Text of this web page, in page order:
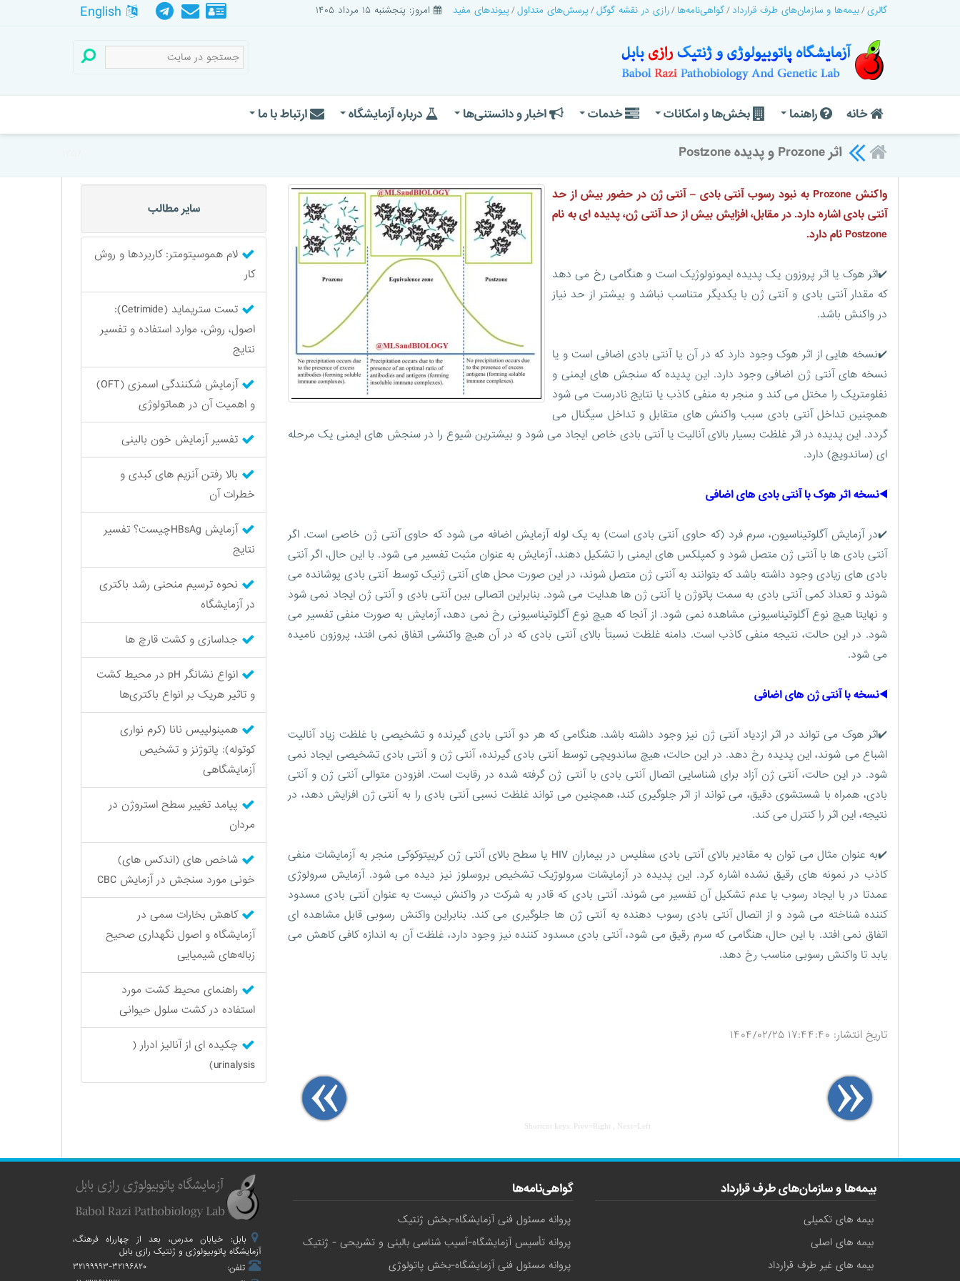
گالری بیمه‌ها و سازمان‌های طرف قرارداد گواهی‌نامه‌ها رازی در نقشه گوگل پرسش‌های متداول پیوندهای مفید امروز: پنجشنبه ۱۵ مرداد ۱۴۰۵
خانه راهنما بخش‌ها و امکانات خدمات اخبار و دانستنی‌ها درباره آزمایشگاه ارتباط با ما
اثر Prozone و پدیده Postzone
واکنش Prozone به نبود رسوب آنتی بادی – آنتی ژن در حضور بیش از حد
آنتی بادی اشاره دارد. در مقابل، افزایش بیش از حد آنتی ژن، پدیده ای به نام
Postzone نام دارد.
✔️اثر هوک یا اثر پروزون یک پدیده ایمونولوژیک است و هنگامی رخ می دهد
که مقدار آنتی بادی و آنتی ژن با یکدیگر متناسب نباشد و بیشتر از حد نیاز
در واکنش باشد.
✔️نسخه هایی از اثر هوک وجود دارد که در آن یا آنتی بادی اضافی است و یا
نسخه های آنتی ژن اضافی وجود دارد. این پدیده که سنجش های ایمنی و
نفلومتریک را مختل می کند و منجر به منفی کاذب یا نتایج نادرست می شود
همچنین تداخل آنتی بادی سبب واکنش های متقابل و تداخل سیگنال می
گردد. این پدیده در اثر غلظت بسیار بالای آنالیت یا آنتی بادی خاص ایجاد می شود و بیشترین شیوع را در سنجش های ایمنی یک مرحله
ای (ساندویچ) دارد.
◀️نسخه اثر هوک با آنتی بادی های اضافی
✔️در آزمایش آگلوتیناسیون، سرم فرد (که حاوی آنتی بادی است) به یک لوله آزمایش اضافه می شود که حاوی آنتی ژن خاصی است. اگر
آنتی بادی ها با آنتی ژن متصل شود و کمپلکس های ایمنی را تشکیل دهند، آزمایش به عنوان مثبت تفسیر می شود. با این حال، اگر آنتی
بادی های زیادی وجود داشته باشد که بتوانند به آنتی ژن متصل شوند، در این صورت محل های آنتی ژنیک توسط آنتی بادی پوشانده می
شوند و تعداد کمی آنتی بادی به سمت پاتوژن یا آنتی ژن ها هدایت می شود. بنابراین اتصالی بین آنتی بادی و آنتی ژن ایجاد نمی شود
و نهایتا هیچ نوع آگلوتیناسیونی مشاهده نمی شود. از آنجا که هیچ نوع آگلوتیناسیونی رخ نمی دهد، آزمایش به صورت منفی تفسیر می
شود. در این حالت، نتیجه منفی کاذب است. دامنه غلظت نسبتاً بالای آنتی بادی که در آن هیچ واکنشی اتفاق نمی افتد، پروزون نامیده
می شود.
◀️نسخه با آنتی ژن های اضافی
✔️اثر هوک می تواند در اثر ازدیاد آنتی ژن نیز وجود داشته باشد. هنگامی که هر دو آنتی بادی گیرنده و تشخیصی با غلظت زیاد آنالیت
اشباع می شوند، این پدیده رخ دهد. در این حالت، هیچ ساندویچی توسط آنتی بادی گیرنده، آنتی ژن و آنتی بادی تشخیصی ایجاد نمی
شود. در این حالت، آنتی ژن آزاد برای شناسایی اتصال آنتی بادی با آنتی ژن گرفته شده در رقابت است. افزودن متوالی آنتی ژن و آنتی
بادی، همراه با شستشوی دقیق، می تواند از اثر جلوگیری کند، همچنین می تواند غلظت نسبی آنتی بادی را به آنتی ژن افزایش دهد، در
نتیجه، این اثر را کنترل می کند.
✔️به عنوان مثال می توان به مقادیر بالای آنتی بادی سفلیس در بیماران HIV یا سطح بالای آنتی ژن کریپتوکوکی منجر به آزمایشات منفی
کاذب در نمونه های رقیق نشده اشاره کرد. این پدیده در آزمایشات سرولوژیک تشخیص بروسلوز نیز دیده می شود. آزمایش سرولوژی
عمدتا در با ایجاد رسوب یا عدم تشکیل آن تفسیر می شوند. آنتی بادی که قادر به شرکت در واکنش نیست به عنوان آنتی بادی مسدود
کننده شناخته می شود و از اتصال آنتی بادی رسوب دهنده به آنتی ژن ها جلوگیری می کند. بنابراین واکنش رسوبی قابل مشاهده ای
اتفاق نمی افتد. با این حال، هنگامی که سرم رقیق می شود، آنتی بادی مسدود کننده نیز وجود دارد، غلظت آن به اندازه کافی کاهش می
یابد تا واکنش رسوبی مناسب رخ دهد.
تاریخ انتشار: ۱۷:۴۴:۴۰ ۱۴۰۴/۰۲/۲۵
Shortcut keys: Prev=Right , Next=Left
سایر مطالب
لام هموسیتومتر: کاربردها و روش
کار
تست ستریماید (Cetrimide):
اصول، روش، موارد استفاده و تفسیر
نتایج
آزمایش شکنندگی اسمزی (OFT)
و اهمیت آن در هماتولوژی
تفسیر آزمایش خون بالینی
بالا رفتن آنزیم های کبدی و
خطرات آن
آزمایش HBsAgچیست؟ تفسیر
نتایج
نحوه ترسیم منحنی رشد باکتری
در آزمایشگاه
جداسازی و کشت قارچ ها
انواع نشانگر pH در محیط کشت
و تاثیر هریک بر انواع باکتری‌ها
همینولپیس نانا (کرم نواری
کوتوله): پاتوژنز و تشخیص
آزمایشگاهی
پیامد تغییر سطح استروژن در
مردان
شاخص های (اندکس های)
خونی مورد سنجش در آزمایش CBC
کاهش بخارات سمی در
آزمایشگاه و اصول نگهداری صحیح
زباله‌های شیمیایی
راهنمای محیط‌ کشت مورد
استفاده در کشت سلول حیوانی
چکیده ای از آنالیز ادرار (
urinalysis)
بیمه‌ها و سازمان‌های طرف قرارداد
بیمه های تکمیلی
بیمه های اصلی
بیمه های غیر طرف قرارداد
گواهی‌نامه‌ها
پروانه مسئول فنی آزمایشگاه-بخش ژنتیک
پروانه تأسیس آزمایشگاه-آسیب شناسی بالینی و تشریحی - ژنتیک
پروانه مسئول فنی آزمایشگاه-بخش پاتولوژی
بابل: خیابان مدرس، بعد از چهارراه فرهنگ،
آزمایشگاه پاتوبیولوژی و ژنتیک رازی بابل
تلفن:
۳۲۱۹۹۹۹۳-۳۲۱۹۶۸۲۰